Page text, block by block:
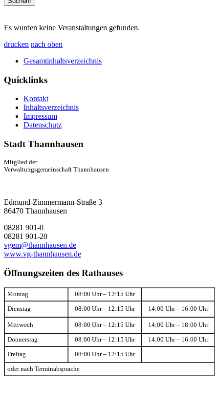
Es wurden keine Veranstaltungen gefunden.
drucken nach oben
Gesamtinhaltsverzeichnis
Quicklinks
Kontakt
Inhaltsverzeichnis
Impressum
Datenschutz
Stadt Thannhausen
Mitglied der
Verwaltungsgemeinschaft Thannhausen
Edmund-Zimmermann-Straße 3
86470 Thannhausen
08281 901-0
08281 901-20
vgem@thannhausen.de
www.vg-thannhausen.de
Öffnungszeiten des Rathauses
Montag 08:00 Uhr – 12:15 Uhr
Dienstag 08:00 Uhr – 12:15 Uhr 14:00 Uhr – 16:00 Uhr
Mittwoch 08:00 Uhr – 12:15 Uhr 14:00 Uhr – 18:00 Uhr
Donnerstag 08:00 Uhr – 12:15 Uhr 14:00 Uhr – 16:00 Uhr
Freitag 08:00 Uhr – 12:15 Uhr
oder nach Terminabsprache